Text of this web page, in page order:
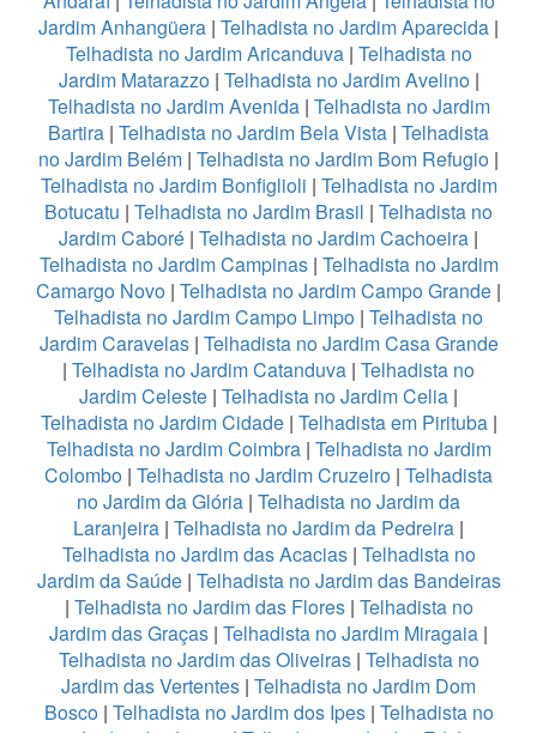
Jardim Anhangüera | Telhadista no Jardim Aparecida |
Telhadista no Jardim Aricanduva| Telhadista no
Jardim Matarazzo| Telhadista no Jardim Avelino|
Telhadista no Jardim Avenida| Telhadista no Jardim
Bartira | Telhadista no Jardim Bela Vista | Telhadista
no Jardim Belém | Telhadista no Jardim Bom Refugio |
Telhadista no Jardim Bonfiglioli | Telhadista no Jardim
Botucatu | Telhadista no Jardim Brasil | Telhadista no
Jardim Caboré | Telhadista no Jardim Cachoeira |
Telhadista no Jardim Campinas| Telhadista no Jardim
Camargo Novo | Telhadista no Jardim Campo Grande |
Telhadista no Jardim Campo Limpo | Telhadista no
Jardim Caravelas| Telhadista no Jardim Casa Grande
| Telhadista no Jardim Catanduva | Telhadista no
Jardim Celeste | Telhadista no Jardim Celia |
Telhadista no Jardim Cidade| Telhadista em Pirituba|
Telhadista no Jardim Coimbra| Telhadista no Jardim
Colombo | Telhadista no Jardim Cruzeiro | Telhadista
no Jardim da Glória | Telhadista no Jardim da
Laranjeira | Telhadista no Jardim da Pedreira |
Telhadista no Jardim das Acacias| Telhadista no
Jardim da Saúde| Telhadista no Jardim das Bandeiras
| Telhadista no Jardim das Flores| Telhadista no
Jardim das Graças | Telhadista no Jardim Miragaia |
Telhadista no Jardim das Oliveiras| Telhadista no
Jardim das Vertentes | Telhadista no Jardim Dom
Bosco| Telhadista no Jardim dos Ipes| Telhadista no